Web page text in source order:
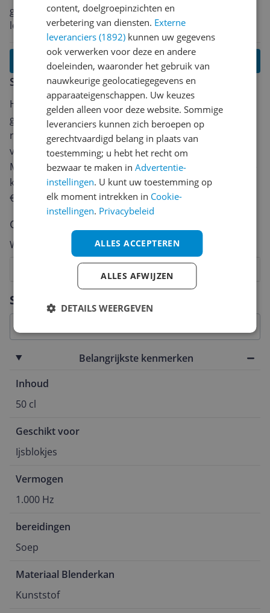
Specificaties
Belangrijkste kenmerken
Inhoud
50 cl
Geschikt voor
Ijsblokjes
Vermogen
1.000 Hz
bereidingen
Soep
Materiaal Blenderkan
Kunststof
goed compleet product en een goed vermogen om de
lekkerste gerechten te maken
Lees alle reviews
Schrijf een review
Heb jij dit product in bezit en wil je graag je mening
geven? Start dan hieronder met het schrijven van je
review. Afhankelijk van de details duurt het schrijven
van een review gemiddeld tussen de 3 en 10 minuten.
Met jouw mening help je andere bezoekers een betere
keuze te maken én maak je iedere maand kans op
€250,-!
Klik hier voor de actievoorwaarden.
Cijfer
Welk cijfer geef jij dit product?
8
Vraag 1 van 4
content, doelgroepinzichten en
verbetering van diensten. Externe
leveranciers (1892) kunnen uw gegevens
ook verwerken voor deze en andere
doeleinden, waaronder het gebruik van
nauwkeurige geolocatiegegevens en
apparaateigenschappen. Uw keuzes
gelden alleen voor deze website. Sommige
leveranciers kunnen zich beroepen op
gerechtvaardigd belang in plaats van
toestemming; u hebt het recht om
bezwaar te maken inAdvertentie-
instellingen. U kunt uw toestemming op
elk moment intrekken in Cookie-
instellingen. Privacybeleid
ALLES ACCEPTEREN
ALLES AFWIJZEN
DETAILS WEERGEVEN